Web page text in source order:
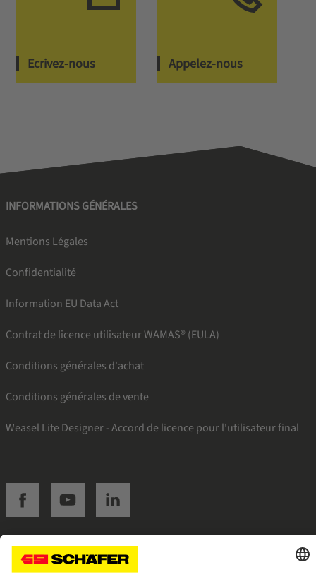
Ecrivez-nous Appelez-nous
INFORMATIONS GÉNÉRALES
Mentions Légales
Confidentialité
Information EU Data Act
Contrat de licence utilisateur WAMAS® (EULA)
Conditions générales d'achat
Conditions générales de vente
Weasel Lite Designer - Accord de licence pour l'utilisateur final
SSI facebookSSI youtubeSSI linkedin